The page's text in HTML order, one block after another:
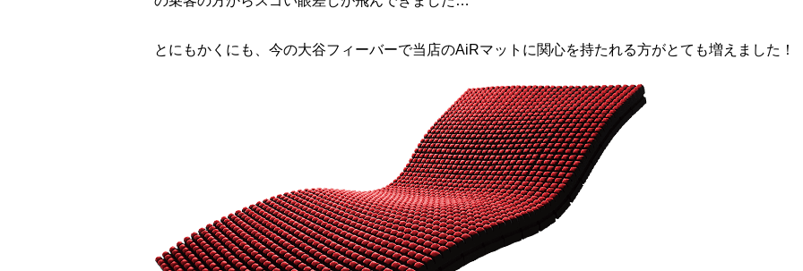
とにもかくにも、今の大谷フィーバーで当店のAiRマットに関心を持たれる方がとても増えました！